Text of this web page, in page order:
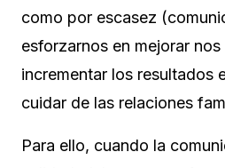
como por escasez
esforzarnos en mejorar nos
incrementar los resultados
cuidar de las relaciones
Para ello, cuando la